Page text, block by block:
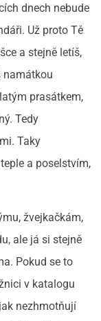
dnech nebude
Už proto Tě
a stejně letíš,
namátkou
prasátkem,
Tedy
Taky
a poselstvím,
žvejkačkám,
ale já si stejně
Pokud se to
v katalogu
nezhmotňují